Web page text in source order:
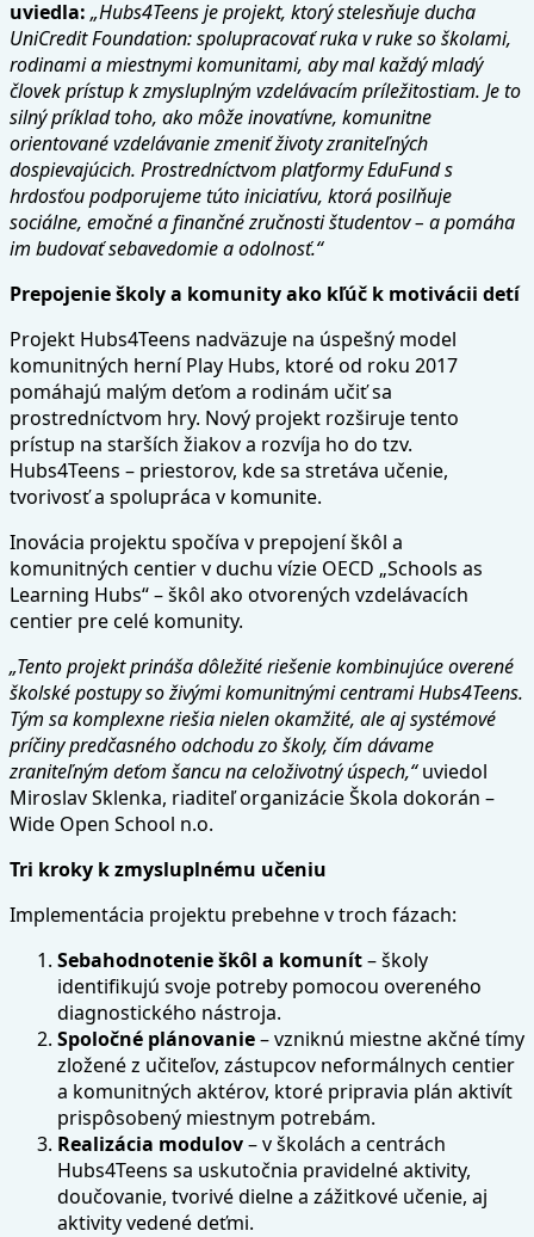
uviedla: „Hubs4Teens je projekt, ktorý stelesňuje ducha
UniCredit Foundation: spolupracovať ruka v ruke so školami,
rodinami a miestnymi komunitami, aby mal každý mladý
človek prístup k zmysluplným vzdelávacím príležitostiam. Je to
silný príklad toho, ako môže inovatívne, komunitne
orientované vzdelávanie zmeniť životy zraniteľných
dospievajúcich. Prostredníctvom platformy EduFund s
hrdosťou podporujeme túto iniciatívu, ktorá posilňuje
sociálne, emočné a finančné zručnosti študentov – a pomáha
im budovať sebavedomie a odolnosť.“
Prepojenie školy a komunity ako kľúč k motivácii detí
Projekt Hubs4Teens nadväzuje na úspešný model
komunitných herní Play Hubs, ktoré od roku 2017
pomáhajú malým deťom a rodinám učiť sa
prostredníctvom hry. Nový projekt rozširuje tento
prístup na starších žiakov a rozvíja ho do tzv.
Hubs4Teens – priestorov, kde sa stretáva učenie,
tvorivosť a spolupráca v komunite.
Inovácia projektu spočíva v prepojení škôl a
komunitných centier v duchu vízie OECD „Schools as
Learning Hubs“ – škôl ako otvorených vzdelávacích
centier pre celé komunity.
„Tento projekt prináša dôležité riešenie kombinujúce overené
školské postupy so živými komunitnými centrami Hubs4Teens.
Tým sa komplexne riešia nielen okamžité, ale aj systémové
príčiny predčasného odchodu zo školy, čím dávame
zraniteľným deťom šancu na celoživotný úspech,“uviedol
Miroslav Sklenka, riaditeľ organizácie Škola dokorán –
Wide Open School n.o.
Tri kroky k zmysluplnému učeniu
Implementácia projektu prebehne v troch fázach:
Sebahodnotenie škôl a komunít– školy
identifikujú svoje potreby pomocou overeného
diagnostického nástroja.
Spoločné plánovanie– vzniknú miestne akčné tímy
zložené z učiteľov, zástupcov neformálnych centier
a komunitných aktérov, ktoré pripravia plán aktivít
prispôsobený miestnym potrebám.
Realizácia modulov– v školách a centrách
Hubs4Teens sa uskutočnia pravidelné aktivity,
doučovanie, tvorivé dielne a zážitkové učenie, aj
aktivity vedené deťmi.